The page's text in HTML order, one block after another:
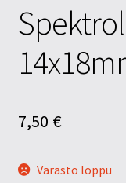
7,50 €
Varasto loppu